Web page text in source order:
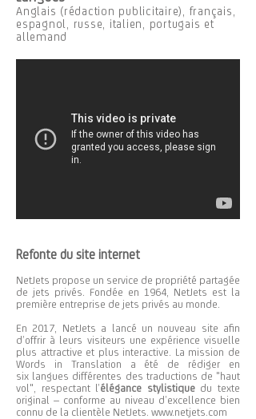
Anglais (rédaction publicitaire), français,
espagnol, russe, italien, portugais et
allemand
Refonte du site internet
NetJets propose un service de propriété partagée
de jets privés. Fondée en 1964, NetJets est la
première entreprise de jets privés au monde.
En 2017, NetJets a lancé un nouveau site afin
d’offrir à leurs visiteurs une expérience visuelle
plus attractive et plus interactive. La mission de
Words in Translation a été de rédiger en
six langues différentes des traductions de "haut
vol", respectant l’élégance stylistiquedu texte
original – conforme au niveau d’excellence bien
connu de la clientèle NetJets. www.netjets.com